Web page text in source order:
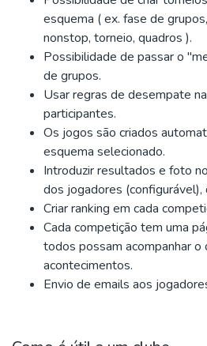
esquema ( ex. fase de
nonstop, torneio, quadros ).
Possibilidade de passar o
de grupos.
Usar regras de desempate
participantes.
Os jogos são criados
esquema selecionado.
Introduzir resultados e foto
dos jogadores (configurável),
Criar ranking em cada
Cada competição tem uma
todos possam acompanhar o
acontecimentos.
Envio de emails aos